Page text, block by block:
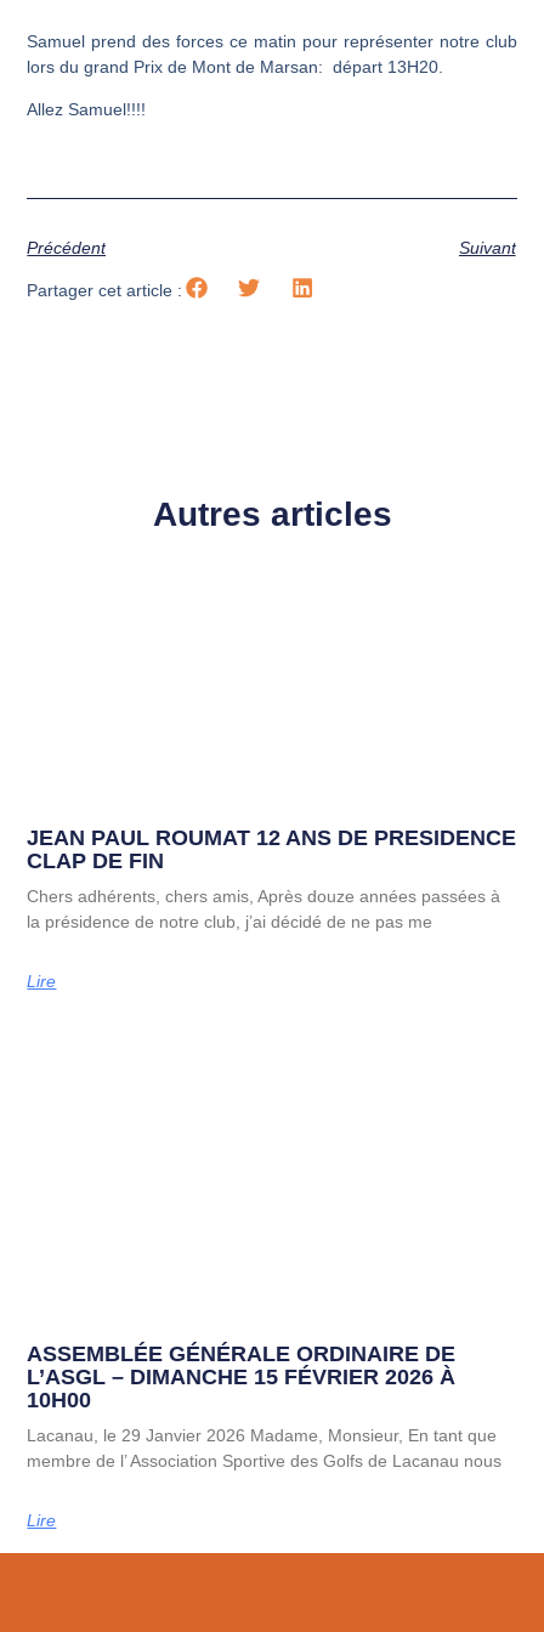
Samuel prend des forces ce matin pour représenter notre club
lors du grand Prix de Mont de Marsan: départ 13H20.
Allez Samuel!!!!
Précédent Suivant
Partager cet article :
Autres articles
JEAN PAUL ROUMAT 12 ANS DE PRESIDENCE
CLAP DE FIN
Chers adhérents, chers amis, Après douze années passées à
la présidence de notre club, j’ai décidé de ne pas me
Lire
ASSEMBLÉE GÉNÉRALE ORDINAIRE DE
L’ASGL – DIMANCHE 15 FÉVRIER 2026 À
10H00
Lacanau, le 29 Janvier 2026 Madame, Monsieur, En tant que
membre de l’ Association Sportive des Golfs de Lacanau nous
Lire